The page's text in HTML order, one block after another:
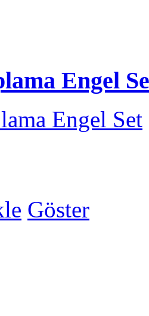
Engel
Engel Set
Göster